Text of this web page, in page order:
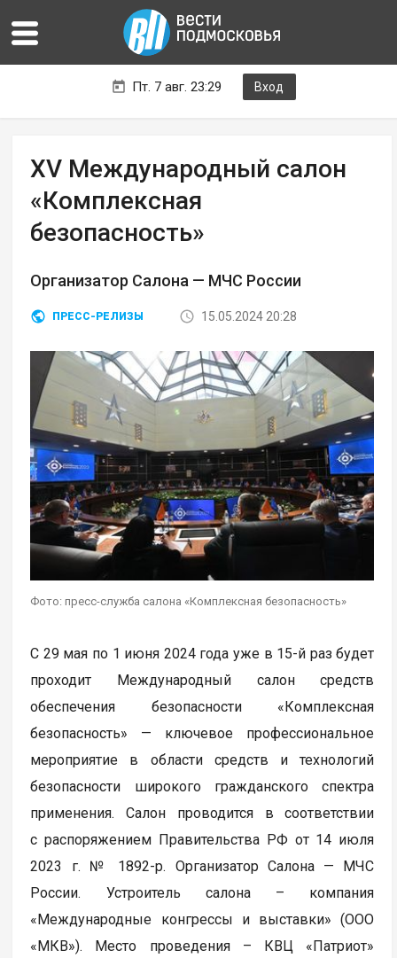
Пт. 7 авг. 23:29 Вход
XV Международный салон
«Комплексная
безопасность»
Организатор Салона — МЧС России
ПРЕСС-РЕЛИЗЫ 15.05.2024 20:28
Фото: пресс-служба салона «Комплексная безопасность»
С 29 мая по 1 июня 2024 года уже в 15-й раз будет
проходит Международный салон средств
обеспечения безопасности «Комплексная
безопасность» — ключевое профессиональное
мероприятие в области средств и технологий
безопасности широкого гражданского спектра
применения. Салон проводится в соответствии
с распоряжением Правительства РФ от 14 июля
2023 г. № 1892-р. Организатор Салона — МЧС
России. Устроитель салона – компания
«Международные конгрессы и выставки» (ООО
«МКВ»). Место проведения – КВЦ «Патриот»